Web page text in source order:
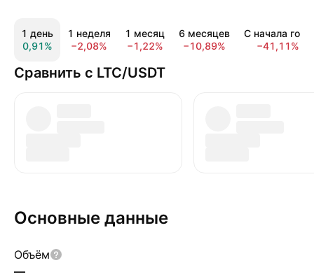
1 день
0,91%
1 неделя
−2,08%
1 месяц
−1,22%
6 месяцев
−10,89%
С начала года
−41,11%
Сравнить с LTC/USDT
Основные данные
Объём
—